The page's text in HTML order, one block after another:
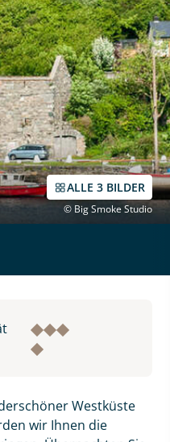
ALLE 3 BILDER
© Big Smoke Studio
Westküste
wir Ihnen die